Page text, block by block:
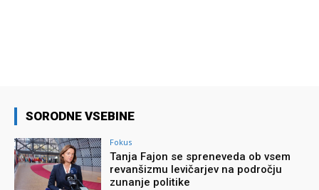
SORODNE VSEBINE
Fokus
Tanja Fajon se spreneveda ob vsem
revanšizmu levičarjev na področju
zunanje politike